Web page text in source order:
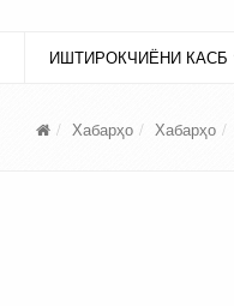
ИШТИРОКЧИЁНИ КАСБ
Хабарҳо Хабарҳо